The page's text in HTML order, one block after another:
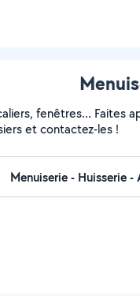
fenêtres... Faites
et contactez-les !